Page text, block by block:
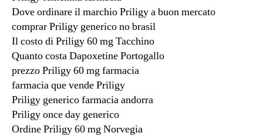
Dove ordinare il marchio Priligy a buon mercato
comprar Priligy generico no brasil
Il costo di Priligy 60 mg Tacchino
Quanto costa Dapoxetine Portogallo
prezzo Priligy 60 mg farmacia
farmacia que vende Priligy
Priligy generico farmacia andorra
Priligy once day generico
Ordine Priligy 60 mg Norvegia